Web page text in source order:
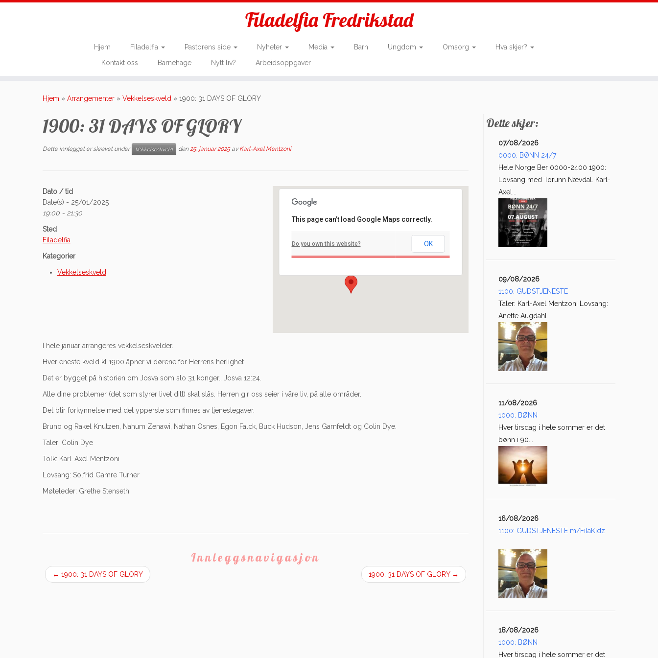
Filadelfia Fredrikstad
Hjem Filadelfia Pastorens side Nyheter Media Barn Ungdom Omsorg
Hva skjer?
Kontakt oss
Barnehage Nytt liv? Arbeidsoppgaver
Hjem » Arrangementer » Vekkelseskveld » 1900: 31 DAYS OF GLORY
1900: 31 DAYS OF GLORY
Dette innlegget er skrevet under Vekkelseskveld den25. januar 2025 avKarl-Axel Mentzoni
Arrangement
This page can't load Google Maps correctly.
Do you own this website? OK
Dato / tid
Date(s) - 25/01/2025
19:00 - 21:30
Sted
Filadelfia
Kategorier
Vekkelseskveld
I hele januar arrangeres vekkelseskvelder.
Hver eneste kveld kl 1900 åpner vi dørene for Herrens herlighet.
Det er bygget på historien om Josva som slo 31 konger., Josva 12:24.
Alle dine problemer (det som styrer livet ditt) skal slås. Herren gir oss seier i våre liv, på alle områder.
Det blir forkynnelse med det ypperste som finnes av tjenestegaver.
Bruno og Rakel Knutzen, Nahum Zenawi, Nathan Osnes, Egon Falck, Buck Hudson, Jens Garnfeldt og Colin Dye.
Taler: Colin Dye
Tolk: Karl-Axel Mentzoni
Lovsang: Solfrid Gamre Turner
Møteleder: Grethe Stenseth
Innleggsnavigasjon
← 1900: 31 DAYS OF GLORY 1900: 31 DAYS OF GLORY →
Dette skjer:
07/08/2026
0000: BØNN 24/7
Hele Norge Ber 0000-2400 1900:
Lovsang med Torunn Nævdal. Karl-
Axel...
09/08/2026
1100: GUDSTJENESTE
Taler: Karl-Axel Mentzoni Lovsang:
Anette Augdahl
11/08/2026
1000: BØNN
Hver tirsdag i hele sommer er det
bønn i 90...
16/08/2026
1100: GUDSTJENESTE m/FilaKidz
18/08/2026
1000: BØNN
Hver tirsdag i hele sommer er det